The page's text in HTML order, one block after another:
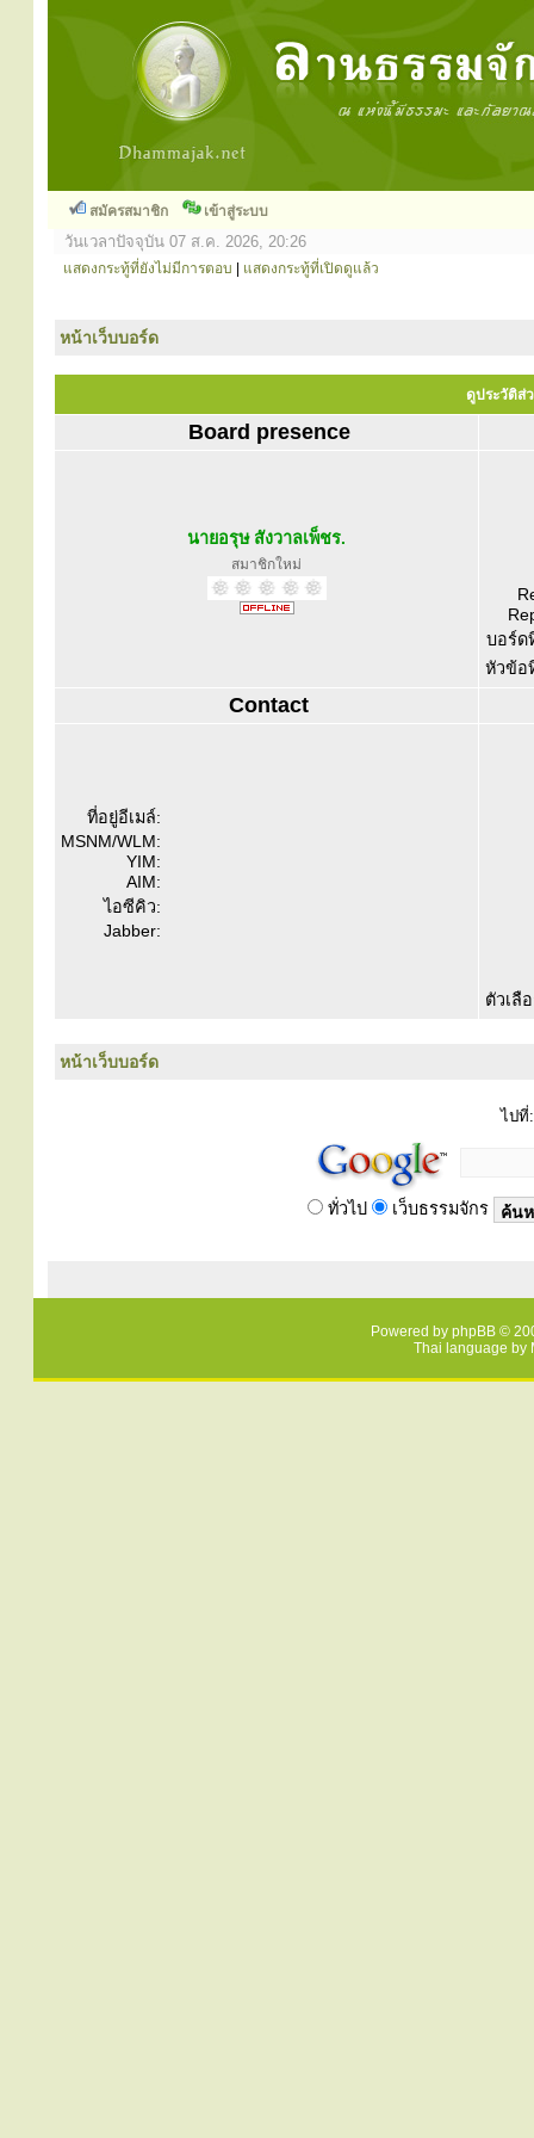
สมัครสมาชิก เข้าสู่ระบบ
วันเวลาปัจจุบัน 07 ส.ค. 2026, 20:26
แสดงกระทู้ที่ยังไม่มีการตอบ แสดงกระทู้ที่เปิดดูแล้ว
หน้าเว็บบอร์ด
ดูประวัติส่
Board presence
นายอรุษ สังวาลเพ็ชร.
สมาชิกใหม่
บอร์ด
หัวข้อ
Contact
ที่อยู่อีเมล์:
MSNM/WLM:
YIM:
AIM:
ไอซีคิว:
Jabber:
ตัวเลื
หน้าเว็บบอร์ด
ไปที่:
ทั่วไป เว็บธรรมจักร
Powered by phpBB ©
Thai language by